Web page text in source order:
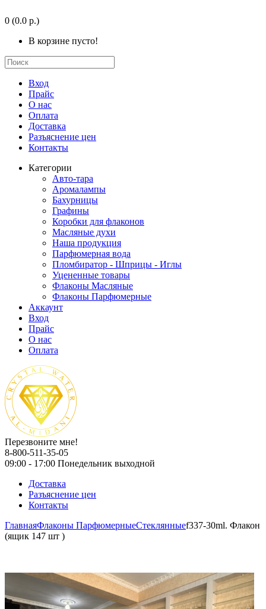
0 (0.0 р.)
В корзине пусто!
Вход
Прайс
О нас
Оплата
Доставка
Разъяснение цен
Контакты
Категории
Авто-тара
Аромалампы
Бахурницы
Графины
Коробки для флаконов
Масляные духи
Наша продукция
Парфюмерная вода
Пломбиратор - Шприцы - Иглы
Уцененные товары
Флаконы Масляные
Флаконы Парфюмерные
Аккаунт
Вход
Прайс
О нас
Оплата
Перезвоните мне!
8-800-511-35-05
09:00 - 17:00 Понедельник выходной
Доставка
Разъяснение цен
Контакты
ГлавнаяФлаконы ПарфюмерныеСтеклянныеf337-30ml. Флакон
(ящик 147 шт )